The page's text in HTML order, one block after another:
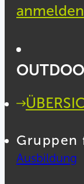
anmelden
Gruppen
Ausbildung